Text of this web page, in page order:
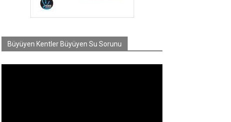
Büyüyen Kentler Büyüyen Su Sorunu